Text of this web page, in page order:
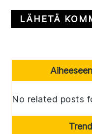
Primary
Sidebar
No related posts